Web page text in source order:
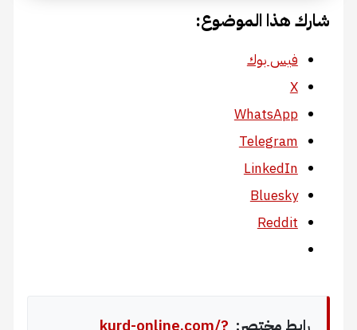
شارك هذا الموضوع:
فيس بوك
X
WhatsApp
Telegram
LinkedIn
Bluesky
Reddit